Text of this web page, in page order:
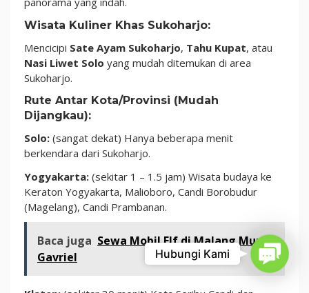
Wisata Kuliner Khas Sukoharjo:
Mencicipi Sate Ayam Sukoharjo, Tahu Kupat, atau
Nasi Liwet Solo yang mudah ditemukan di area
Sukoharjo.
Rute Antar Kota/Provinsi (Mudah
Dijangkau):
Solo: (sangat dekat) Hanya beberapa menit
berkendara dari Sukoharjo.
Yogyakarta: (sekitar 1 – 1.5 jam) Wisata budaya ke
Keraton Yogyakarta, Malioboro, Candi Borobudur
(Magelang), Candi Prambanan.
Baca juga Sewa Mobil Elf di Malang Murah
Gavriel
Hubungi Kami